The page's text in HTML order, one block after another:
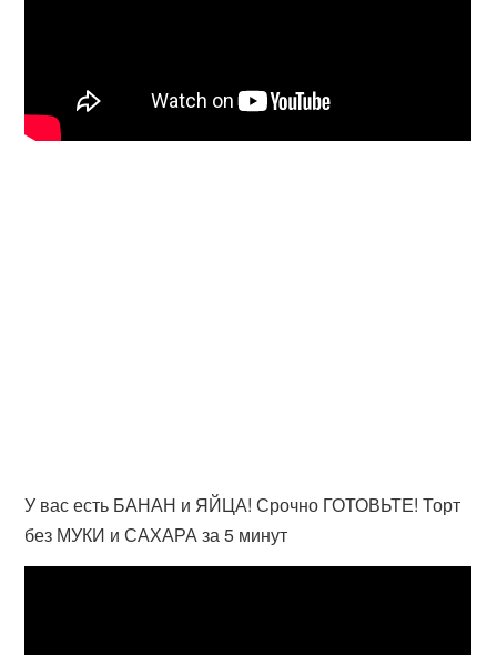
У вас есть БАНАН и ЯЙЦА! Срочно ГОТОВЬТЕ! Торт
без МУКИ и САХАРА за 5 минут